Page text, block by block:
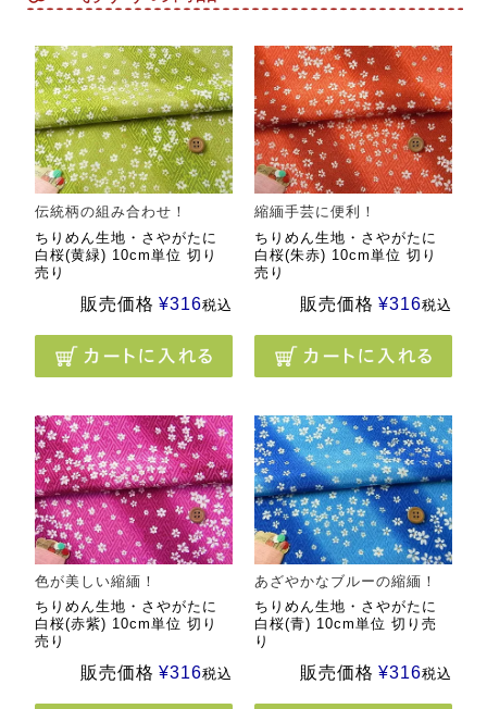
伝統柄の組み合わせ！
ちりめん生地・さやがたに
白桜(黄緑) 10cm単位 切り
売り
販売価格 ¥316税込
縮緬手芸に便利！
ちりめん生地・さやがたに
白桜(朱赤) 10cm単位 切り
売り
販売価格 ¥316税込
色が美しい縮緬！
ちりめん生地・さやがたに
白桜(赤紫) 10cm単位 切り
売り
販売価格 ¥316税込
あざやかなブルーの縮緬！
ちりめん生地・さやがたに
白桜(青) 10cm単位 切り売
り
販売価格 ¥316税込